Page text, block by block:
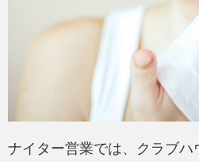
ナイター営業では、クラブ